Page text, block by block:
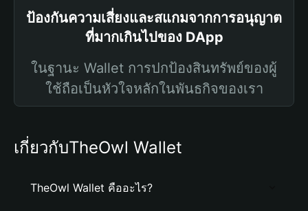
ป้องกันความเสี่ยงและสแกมจากการอนุญาต
ที่มากเกินไปของ DApp
ในฐานะ Wallet การปกป้องสินทรัพย์ของผู้
ใช้ถือเป็นหัวใจหลักในพันธกิจของเรา
เกี่ยวกับTheOwl Wallet
TheOwl Wallet คืออะไร?